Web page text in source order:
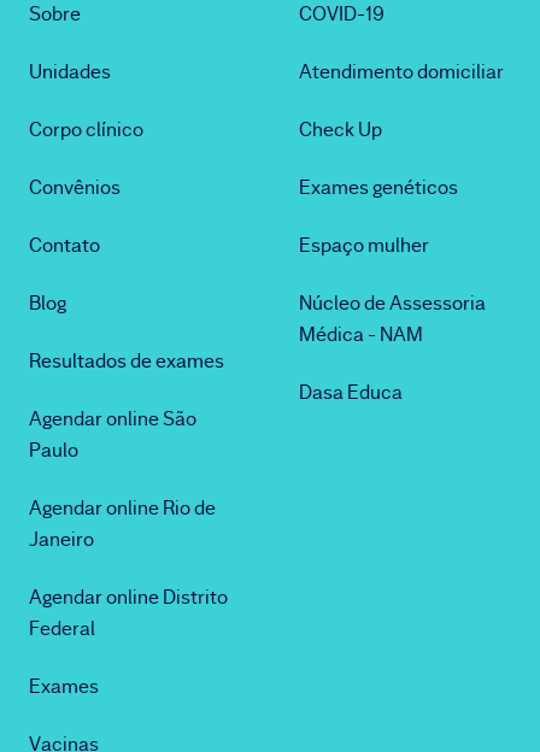
Sobre
Unidades
Corpo clínico
Convênios
Contato
Blog
Resultados de exames
Agendar online São
Paulo
Agendar online Rio de
Janeiro
Agendar online Distrito
Federal
Exames
Vacinas
COVID-19
Atendimento domiciliar
Check Up
Exames genéticos
Espaço mulher
Núcleo de Assessoria
Médica - NAM
Dasa Educa